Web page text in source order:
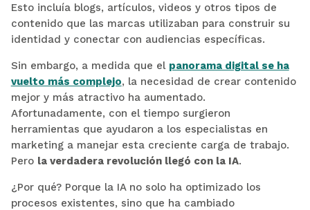
Esto incluía blogs, artículos, videos y otros tipos de
contenido que las marcas utilizaban para construir su
identidad y conectar con audiencias específicas.
Sin embargo, a medida que el panorama digital se ha
vuelto más complejo, la necesidad de crear contenido
mejor y más atractivo ha aumentado.
Afortunadamente, con el tiempo surgieron
herramientas que ayudaron a los especialistas en
marketing a manejar esta creciente carga de trabajo.
Pero la verdadera revolución llegó con la IA.
¿Por qué? Porque la IA no solo ha optimizado los
procesos existentes, sino que ha cambiado